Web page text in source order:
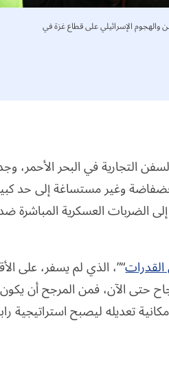
والهجوم الإسرائيلي على قطاع غزة في
التجارية في البحر الأحمر،
وغير مستساغة إلى حد
الضربات العسكرية المباشرة
“”، الذي لم يسفر، على
حتى الآن، فمن المرجح أن
تعديله ليصبح استراتيجية